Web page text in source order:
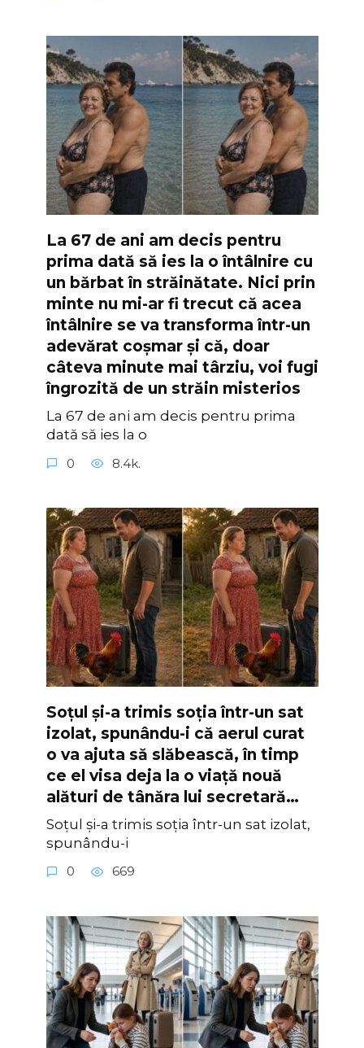
La 67 de ani am decis pentru
prima dată să ies la o întâlnire cu
un bărbat în străinătate. Nici prin
minte nu mi-ar fi trecut că acea
întâlnire se va transforma într-un
adevărat coșmar și că, doar
câteva minute mai târziu, voi fugi
îngrozită de un străin misterios
La 67 de ani am decis pentru prima
dată să ies la o
0 8.4k.
Soțul și-a trimis soția într-un sat
izolat, spunându-i că aerul curat
o va ajuta să slăbească, în timp
ce el visa deja la o viață nouă
alături de tânăra lui secretară…
Soțul și-a trimis soția într-un sat izolat,
spunându-i
0 669